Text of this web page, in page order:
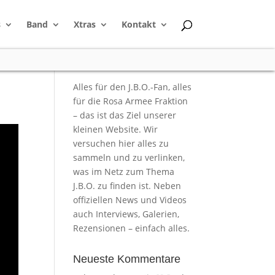
Band Xtras Kontakt
Alles für den J.B.O.-Fan, alles
für die Rosa Armee Fraktion
– das ist das Ziel unserer
kleinen Website. Wir
versuchen hier alles zu
sammeln und zu verlinken,
was im Netz zum Thema
J.B.O. zu finden ist. Neben
offiziellen News und Videos
auch Interviews, Galerien,
Rezensionen – einfach alles.
Neueste Kommentare